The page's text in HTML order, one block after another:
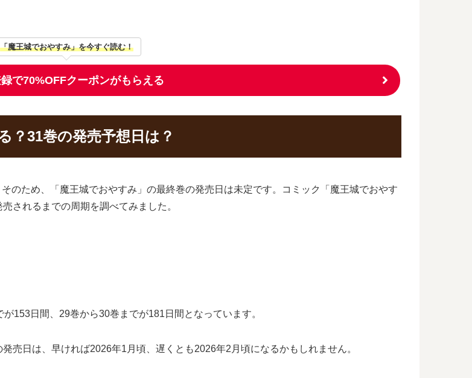
「魔王城でおやすみ」を今すぐ読む！
で70%OFFクーポンがもらえる
？31巻の発売予想日は？
のため、「魔王城でおやすみ」の最終巻の発売日は未定です。コミック「魔王城でおやす
されるまでの周期を調べてみました。
153日間、29巻から30巻までが181日間となっています。
売日は、早ければ2026年1月頃、遅くとも2026年2月頃になるかもしれません。